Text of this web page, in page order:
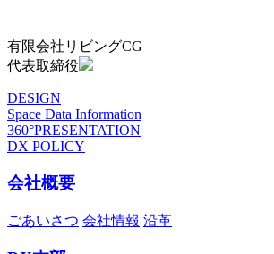
有限会社リビングCG
代表取締役
DESIGN
Space Data Information
360°PRESENTATION
DX POLICY
会社概要
ごあいさつ 会社情報 沿革